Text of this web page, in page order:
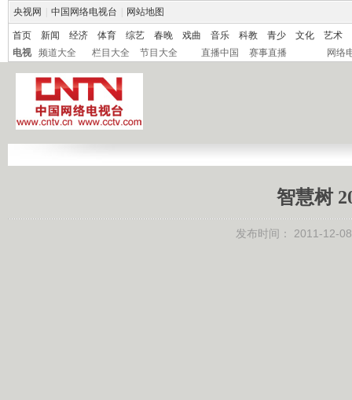
央视网 中国网络电视台 网站地图
首页 新闻 经济 体育 综艺 春晚 戏曲 音乐 科教 青少 文化
艺术
电视
频道大全 栏目大全 节目大全 直播中国 赛事直播 网络
智慧树
发布时间： 2011-12-